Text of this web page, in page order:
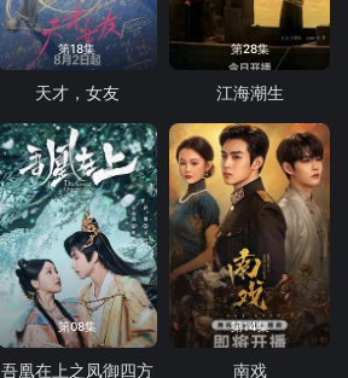
第18集
天才，女友
第28集
江海潮生
第08集
吾凰在上之凤御四方
第14集
南戏